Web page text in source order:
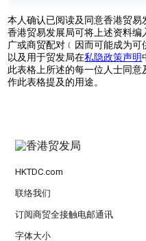
本人确认已阅读及同意香港贸易
香港贸易发展局可将上述资料
广或商贸配对﹝因而可能成为
以及用于贸发局在私隐政策声明
此表格上所述的每一位人士同
作此表格提及的用途。
HKTDC.com
联络我们
订阅商贸全接触电邮通讯
字体大小